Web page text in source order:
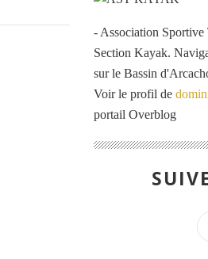
- Association Sportive
Section Kayak.
sur le Bassin
Voir le profil de
portail Overblog